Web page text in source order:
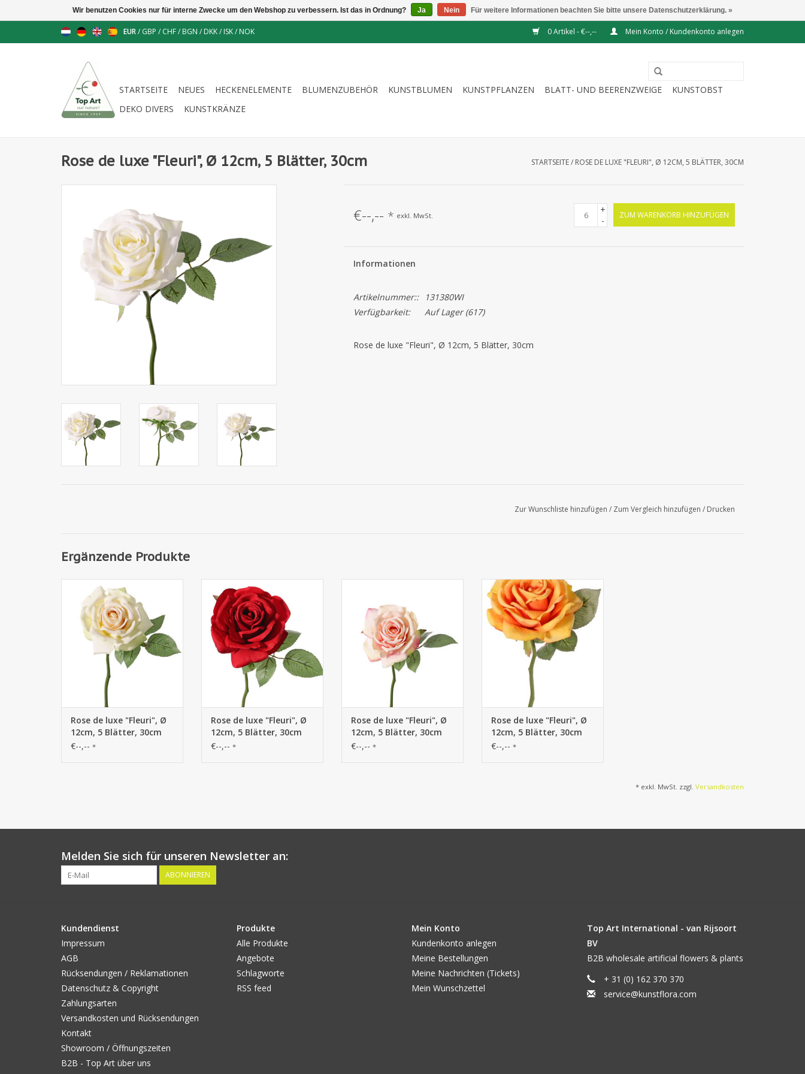
EUR/ GBP / CHF/ BGN / DKK/ ISK/ NOK 0 Artikel - €--,-- Mein Konto / Kundenkonto anlegen
STARTSEITE NEUES HECKENELEMENTE BLUMENZUBEHÖR KUNSTBLUMEN KUNSTPFLANZEN BLATT- UND BEERENZWEIGE
KUNSTOBST
DEKO DIVERS
KUNSTKRÄNZE
Rose de luxe "Fleuri", Ø 12cm, 5 Blätter, 30cm STARTSEITE/ ROSE DE LUXE "FLEURI", Ø 12CM, 5 BLÄTTER, 30CM
€--,-- * exkl. MwSt.
+
-
ZUM WARENKORB HINZUFÜGEN
Informationen
Artikelnummer::
131380WI
Verfügbarkeit:
Auf Lager(617)
Rose de luxe "Fleuri", Ø 12cm, 5 Blätter, 30cm
Zur Wunschliste hinzufügen / Zum Vergleich hinzufügen / Drucken
Ergänzende Produkte
131380LM - Rose de luxe
"Fleuri", Ø 12cm, 5 Blätter, 30cm
Rose de luxe "Fleuri", Ø
12cm, 5 Blätter, 30cm
€--,-- *
131380RO - Rose de luxe
"Fleuri", Ø 12cm, 5 Blätter, 30cm
Rose de luxe "Fleuri", Ø
12cm, 5 Blätter, 30cm
€--,-- *
Rose de luxe "Fleuri", Ø
12cm, 5 Blätter, 30cm
€--,-- *
131380OR - Rose de luxe
"Fleuri", Ø 12cm, 5 Blätter, 30cm
Rose de luxe "Fleuri", Ø
12cm, 5 Blätter, 30cm
€--,-- *
* exkl. MwSt. zzgl. Versandkosten
Melden Sie sich für unseren Newsletter an:
ABONNIEREN
Kundendienst
Impressum
AGB
Rücksendungen / Reklamationen
Datenschutz & Copyright
Zahlungsarten
Versandkosten und Rücksendungen
Kontakt
Showroom / Öffnungszeiten
B2B - Top Art über uns
Produkte
Alle Produkte
Angebote
Schlagworte
RSS feed
Mein Konto
Kundenkonto anlegen
Meine Bestellungen
Meine Nachrichten (Tickets)
Mein Wunschzettel
Top Art International - van Rijsoort
BV
B2B wholesale artificial flowers & plants
+ 31 (0) 162 370 370
service@kunstflora.com
Wir benutzen Cookies nur für interne Zwecke um den Webshop zu verbessern. Ist das in Ordnung? Ja Nein Für weitere Informationen beachten Sie bitte unsere Datenschutzerklärung. »